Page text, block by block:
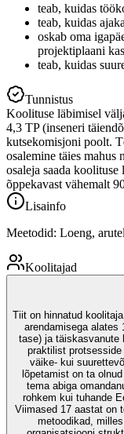
teab, kuidas
teab, kuidas
oskab oma
projektiplaani
teab, kuidas
Tunnistus
Koolituse läbimisel
4,3 TP (inseneri
kutsekomisjoni poolt.
osalemine täies
osaleja saada
õppekavast vähemalt
Lisainfo
Meetodid: Loeng,
Koolitajad
Tiit on hinnatud
arendamisega alates
tase) ja täiskasvanute
praktilist
väike- kui
lõpetamist on ta
tema abiga
rohkem kui tuhande
Viimased 17 aastat on
metoodikad,